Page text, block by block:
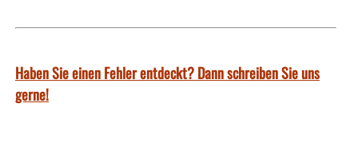
Haben Sie einen Fehler entdeckt? Dann schreiben Sie uns
gerne!